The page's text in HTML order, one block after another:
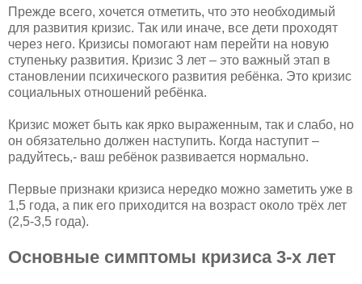
Прежде всего, хочется отметить, что это необходимый
для развития кризис. Так или иначе, все дети проходят
через него. Кризисы помогают нам перейти на новую
ступеньку развития. Кризис 3 лет – это важный этап в
становлении психического развития ребёнка. Это кризис
социальных отношений ребёнка.
Кризис может быть как ярко выраженным, так и слабо, но
он обязательно должен наступить. Когда наступит –
радуйтесь,- ваш ребёнок развивается нормально.
Первые признаки кризиса нередко можно заметить уже в
1,5 года, а пик его приходится на возраст около трёх лет
(2,5-3,5 года).
Основные симптомы кризиса 3-х лет